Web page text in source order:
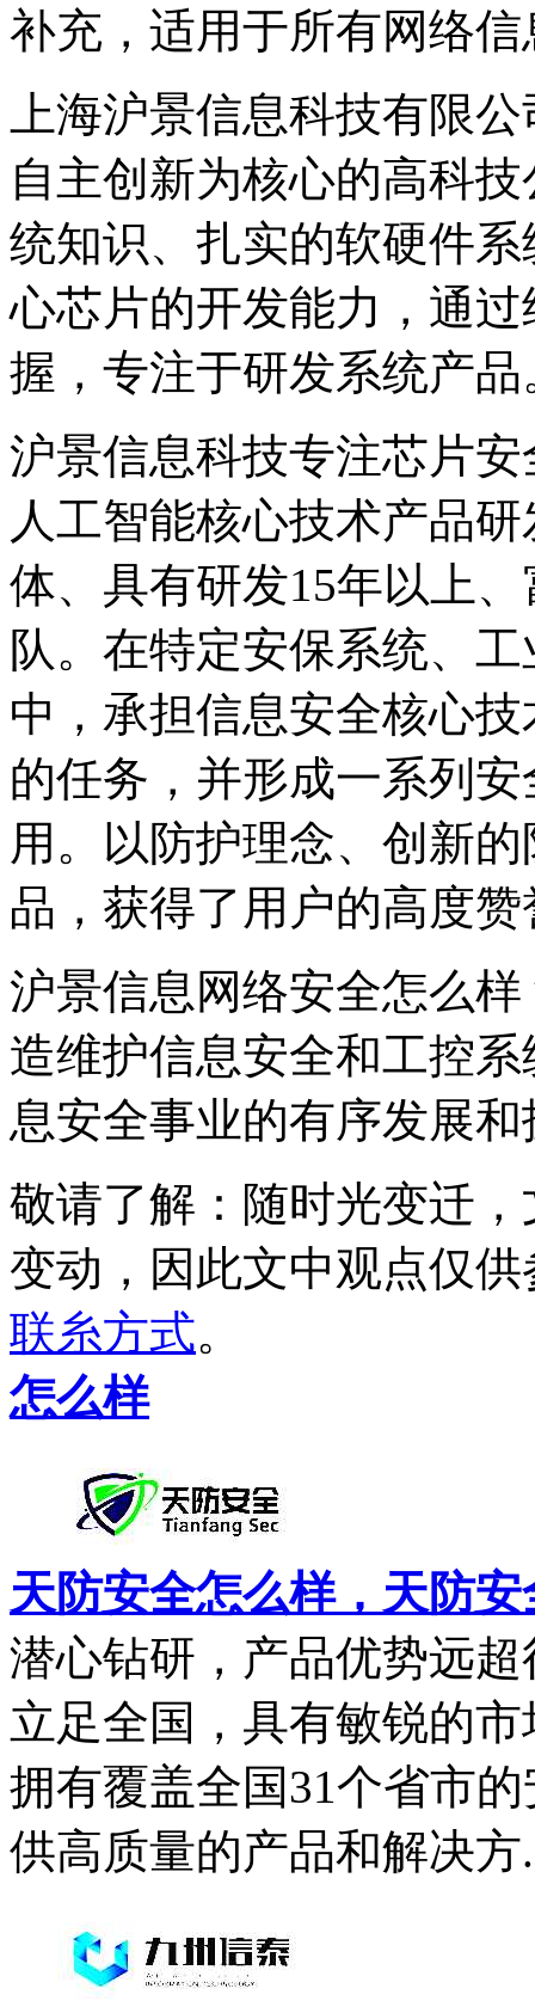
补充，适用于所有网络
上海沪景信息科技有限
自主创新为核心的高科
统知识、扎实的软硬件
心芯片的开发能力，通
握，专注于研发系统产品
沪景信息科技专注芯片
人工智能核心技术产品
体、具有研发15年以上
队。在特定安保系统、
中，承担信息安全核心
的任务，并形成一系列
用。以防护理念、创新
品，获得了用户的高度
沪景信息网络安全怎么
造维护信息安全和工控
息安全事业的有序发展
敬请了解 ：随时光变迁
变动，因此文中观点仅供
联糸方式。
怎么样
天防安全怎么样，天防
潜心钻研，产品优势远
立足全国，具有敏锐的
拥有覆盖全国31个省市
供高质量的产品和解决方